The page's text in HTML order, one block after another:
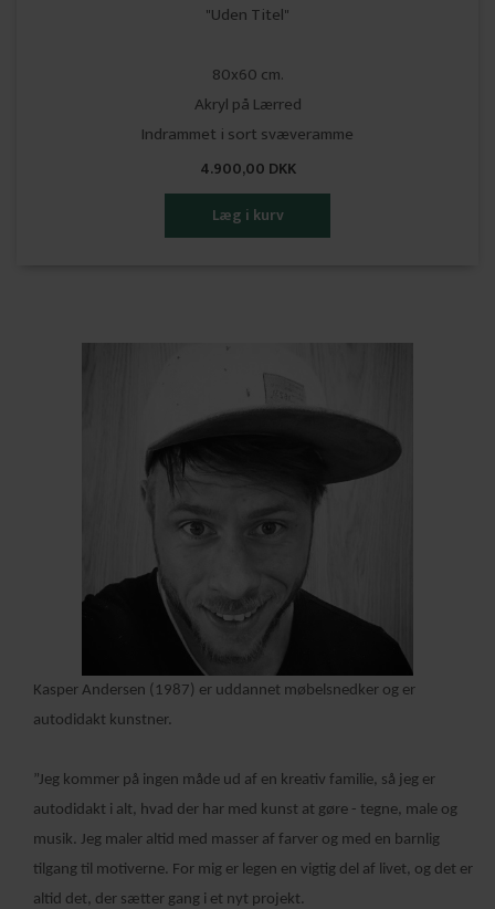
"Uden Titel"
80x60 cm.
Akryl på Lærred
Indrammet i sort svæveramme
4.900,00 DKK
Kasper Andersen (1987) er uddannet møbelsnedker og er
autodidakt kunstner.
”Jeg kommer på ingen måde ud af en kreativ familie, så jeg er
autodidakt i alt, hvad der har med kunst at gøre - tegne, male og
musik. Jeg maler altid med masser af farver og med en barnlig
tilgang til motiverne. For mig er legen en vigtig del af livet, og det er
altid det, der sætter gang i et nyt projekt.